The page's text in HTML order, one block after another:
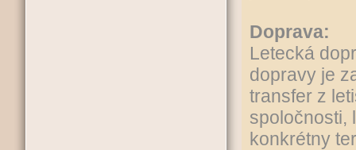
Doprava:
Letecká
dopravy je
transfer z
spoločnosti,
konkrétny